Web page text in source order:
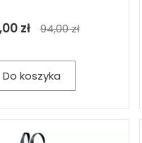
zł 94,00 zł
Do koszyka